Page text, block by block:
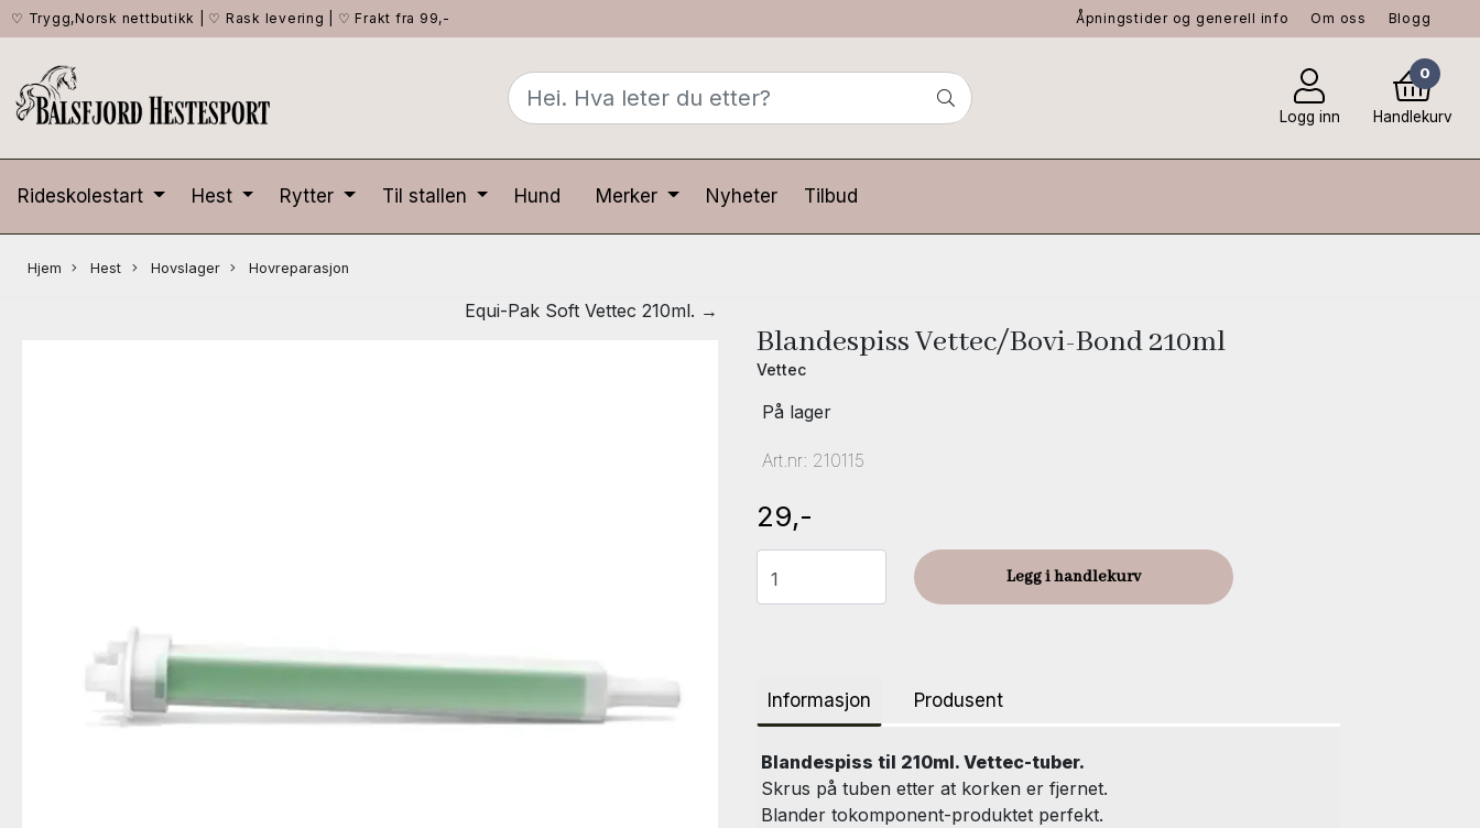
♡ Trygg,Norsk nettbutikk ♡ Rask levering ♡ Frakt fra 99,- Åpningstider og generell info Om oss Blogg
Logg inn
0
Handlekurv
Rideskolestart Hest Rytter Til stallen Hund Merker Nyheter Tilbud
Hjem Hest Hovslager Hovreparasjon
Equi-Pak Soft Vettec 210ml. →
Blandespiss Vettec/Bovi-Bond 210ml
Vettec
På lager
Art.nr: 210115
29,-
Legg i handlekurv
Informasjon Produsent
Blandespiss til 210ml. Vettec-tuber.
Skrus på tuben etter at korken er fjernet.
Blander tokomponent-produktet perfekt.